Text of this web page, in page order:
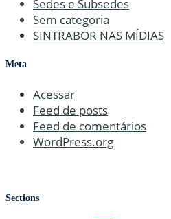
Sedes e Subsedes
Sem categoria
SINTRABOR NAS MÍDIAS
Meta
Acessar
Feed de posts
Feed de comentários
WordPress.org
Sections